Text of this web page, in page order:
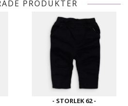
PRODUKTER
- STORLEK 62 -